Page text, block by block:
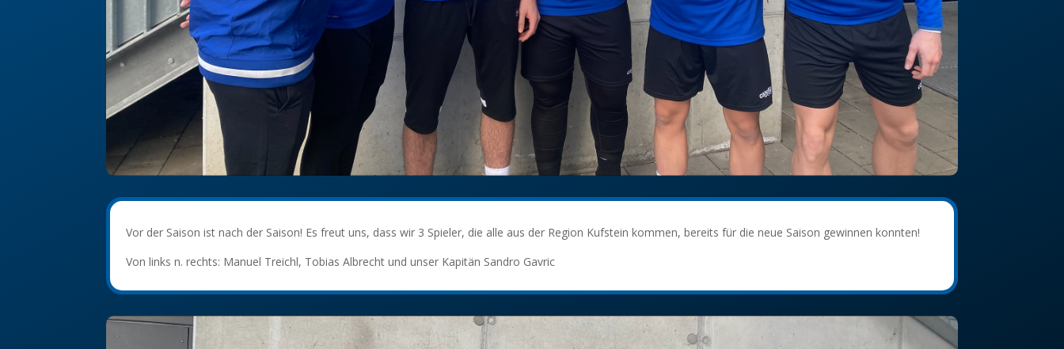
Vor der Saison ist nach der Saison! Es freut uns, dass wir 3 Spieler, die alle aus der Region Kufstein kommen, bereits für die neue Saison gewinnen konnten!
Von links n. rechts: Manuel Treichl, Tobias Albrecht und unser Kapitän Sandro Gavric